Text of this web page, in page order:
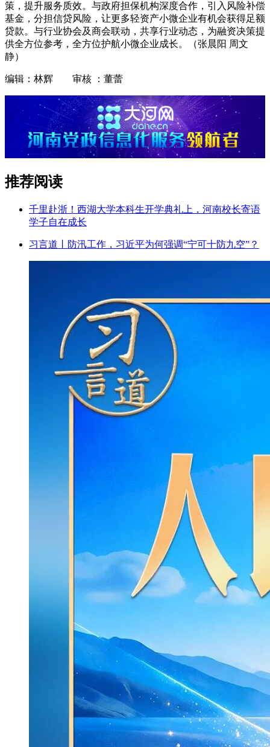
策，提升服务质效。与政府担保机构深度合作，引入风险补偿
基金，分担信贷风险，让更多轻资产小微企业有机会获得足额
贷款。与行业协会及商会联动，共享行业动态，为融资决策提
供全方位参考，全方位护航小微企业成长。（张晨阳 周文
静）
编辑：林辉 审核 ：董蕾
推荐阅读
千里赴浙！西湖大学本科生开学典礼上，河南校长寄语
学子自在成长
习言道丨防汛工作，习近平为何强调“宁可十防九空”？